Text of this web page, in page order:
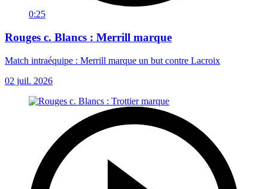
0:25
Rouges c. Blancs : Merrill marque
Match intraéquipe : Merrill marque un but contre Lacroix
02 juil. 2026